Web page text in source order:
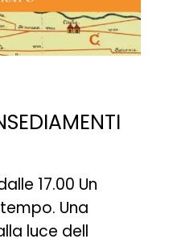
17.00 Un
Una
luce dell